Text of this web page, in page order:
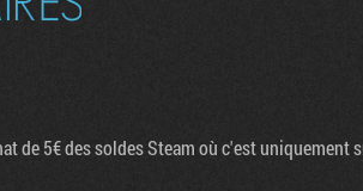
de 5€ des soldes Steam où c'est uniquement